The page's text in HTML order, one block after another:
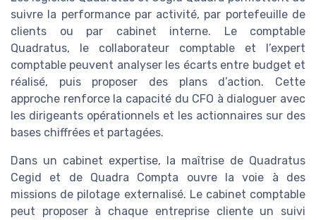
suivre la performance par activité, par portefeuille de
clients ou par cabinet interne. Le comptable
Quadratus, le collaborateur comptable et l’expert
comptable peuvent analyser les écarts entre budget et
réalisé, puis proposer des plans d’action. Cette
approche renforce la capacité du CFO à dialoguer avec
les dirigeants opérationnels et les actionnaires sur des
bases chiffrées et partagées.
Dans un cabinet expertise, la maîtrise de Quadratus
Cegid et de Quadra Compta ouvre la voie à des
missions de pilotage externalisé. Le cabinet comptable
peut proposer à chaque entreprise cliente un suivi